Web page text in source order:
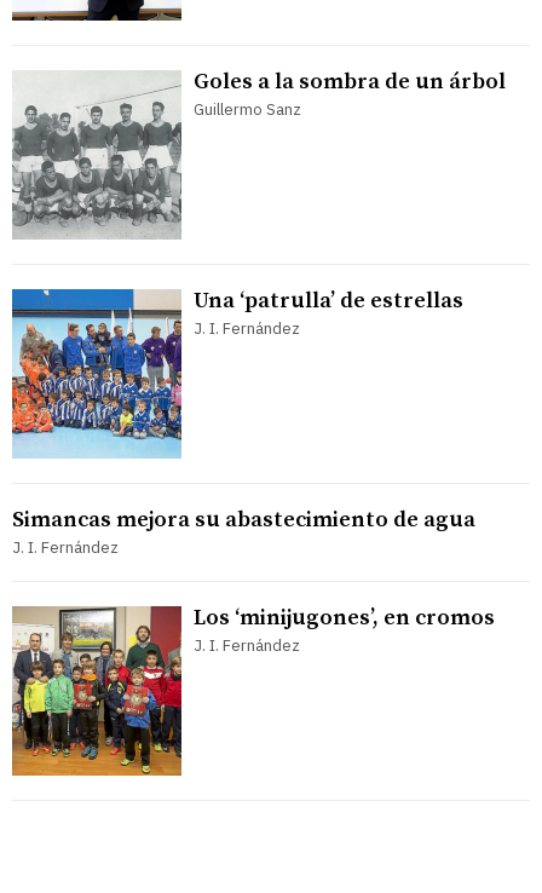
Goles a la sombra de un árbol
Guillermo Sanz
Una ‘patrulla’ de estrellas
J. I. Fernández
Simancas mejora su abastecimiento de agua
J. I. Fernández
Los ‘minijugones’, en cromos
J. I. Fernández